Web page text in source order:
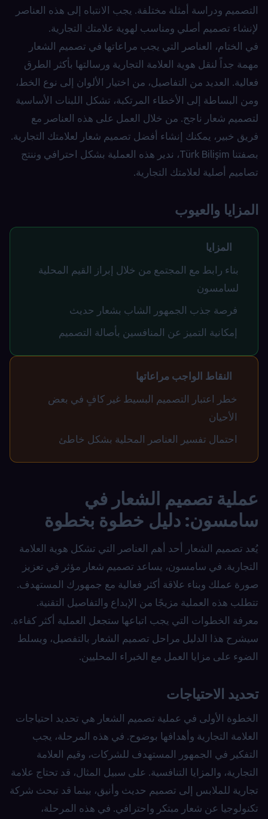
التصميم ودراسة أمثلة مختلفة. يجب الانتباه إلى هذه العناصر
لإنشاء تصميم أصلي ومناسب لهوية علامتك التجارية.
في الختام، العناصر التي يجب مراعاتها في تصميم الشعار
مهمة جداً لنقل هوية العلامة التجارية ورسالتها بأكثر الطرق
فعالية. العديد من التفاصيل، من اختيار الألوان إلى نوع الخط،
ومن البساطة إلى الأخطاء المرتكبة، تشكل اللبنات الأساسية
لتصميم شعار ناجح. من خلال العمل على هذه العناصر مع
فريق خبير، يمكنك إنشاء أفضل تصميم شعار لعلامتك التجارية.
بصفتنا Türk Bilişim، ندير هذه العملية بشكل احترافي وننتج
تصاميم أصلية لعلامتك التجارية.
المزايا والعيوب
المزايا
بناء رابط مع المجتمع من خلال إبراز القيم المحلية
لسامسون
فرصة جذب الجمهور الشاب بشعار حديث
إمكانية التميز عن المنافسين بأصالة التصميم
النقاط الواجب مراعاتها
خطر اعتبار التصميم البسيط غير كافٍ في بعض
الأحيان
احتمال تفسير العناصر المحلية بشكل خاطئ
عملية تصميم الشعار في
سامسون: دليل خطوة بخطوة
يُعد تصميم الشعار أحد أهم العناصر التي تشكل هوية العلامة
التجارية. في سامسون، يساعد تصميم شعار مؤثر في تعزيز
صورة عملك وبناء علاقة أكثر فعالية مع جمهورك المستهدف.
تتطلب هذه العملية مزيجًا من الإبداع والتفاصيل التقنية.
معرفة الخطوات التي يجب اتباعها ستجعل العملية أكثر كفاءة.
سيشرح هذا الدليل مراحل تصميم الشعار بالتفصيل، ويسلط
الضوء على مزايا العمل مع الخبراء المحليين.
تحديد الاحتياجات
الخطوة الأولى في عملية تصميم الشعار هي تحديد احتياجات
العلامة التجارية وأهدافها بوضوح. في هذه المرحلة، يجب
التفكير في الجمهور المستهدف للشركات، وقيم العلامة
التجارية، والمزايا التنافسية. على سبيل المثال، قد تحتاج علامة
تجارية للملابس إلى تصميم حديث وأنيق، بينما قد تبحث شركة
تكنولوجيا عن شعار مبتكر واحترافي. في هذه المرحلة،